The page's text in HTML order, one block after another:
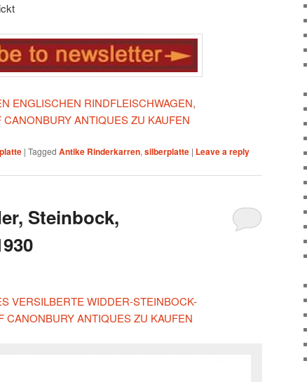
ENGLISCHEN RINDFLEISCHWAGEN,
ANTIQUES ZU KAUFEN
| Tagged Antike Rinderkarren, silberplatte | Leave a reply
Steinbock,
VERSILBERTE WIDDER-STEINBOCK-
CANONBURY ANTIQUES ZU KAUFEN